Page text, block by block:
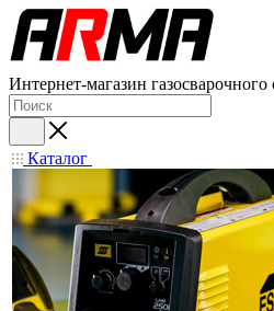
Интернет-магазин газосварочного
Каталог